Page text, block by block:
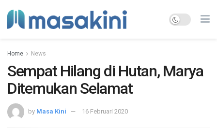
Home News
Sempat Hilang di Hutan, Marya
Ditemukan Selamat
by Masa Kini 16 Februari 2020